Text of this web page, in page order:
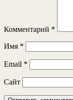
Комментарий *
Имя *
Email *
Сайт